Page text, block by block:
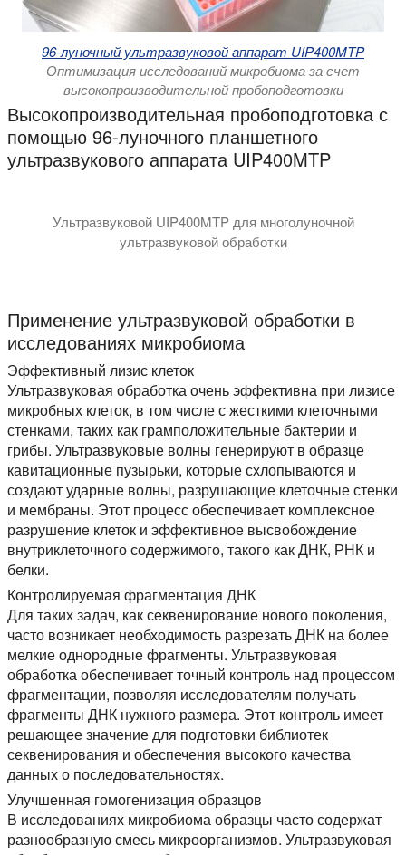
96-луночный ультразвуковой аппарат UIP400MTP
Оптимизация исследований микробиома за счет
высокопроизводительной пробоподготовки
Высокопроизводительная пробоподготовка с
помощью 96-луночного планшетного
ультразвукового аппарата UIP400MTP
Ультразвуковой UIP400MTP для многолуночной
ультразвуковой обработки
Применение ультразвуковой обработки в
исследованиях микробиома
Эффективный лизис клеток
Ультразвуковая обработка очень эффективна при лизисе
микробных клеток, в том числе с жесткими клеточными
стенками, таких как грамположительные бактерии и
грибы. Ультразвуковые волны генерируют в образце
кавитационные пузырьки, которые схлопываются и
создают ударные волны, разрушающие клеточные стенки
и мембраны. Этот процесс обеспечивает комплексное
разрушение клеток и эффективное высвобождение
внутриклеточного содержимого, такого как ДНК, РНК и
белки.
Контролируемая фрагментация ДНК
Для таких задач, как секвенирование нового поколения,
часто возникает необходимость разрезать ДНК на более
мелкие однородные фрагменты. Ультразвуковая
обработка обеспечивает точный контроль над процессом
фрагментации, позволяя исследователям получать
фрагменты ДНК нужного размера. Этот контроль имеет
решающее значение для подготовки библиотек
секвенирования и обеспечения высокого качества
данных о последовательностях.
Улучшенная гомогенизация образцов
В исследованиях микробиома образцы часто содержат
разнообразную смесь микроорганизмов. Ультразвуковая